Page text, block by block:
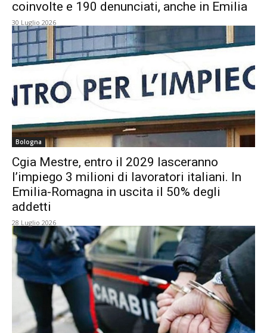
coinvolte e 190 denunciati, anche in Emilia
30 Luglio 2026
Bologna
Cgia Mestre, entro il 2029 lasceranno
l’impiego 3 milioni di lavoratori italiani. In
Emilia-Romagna in uscita il 50% degli
addetti
28 Luglio 2026